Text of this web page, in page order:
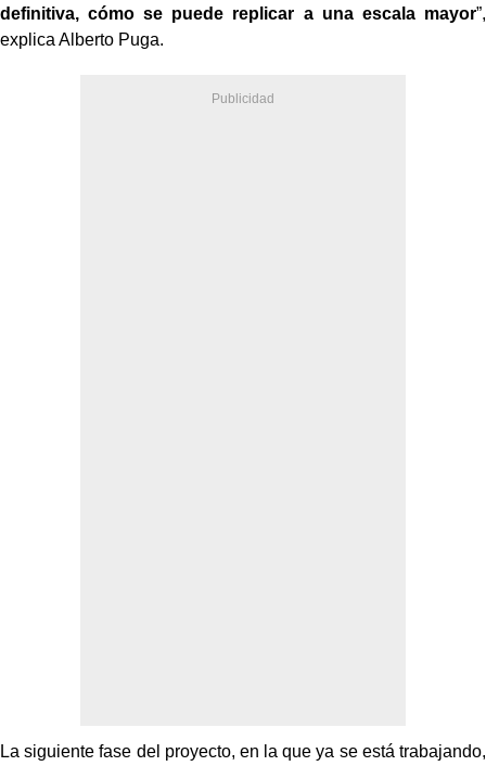
definitiva, cómo se puede replicar a una escala mayor”,
explica Alberto Puga.
La siguiente fase del proyecto, en la que ya se está trabajando,